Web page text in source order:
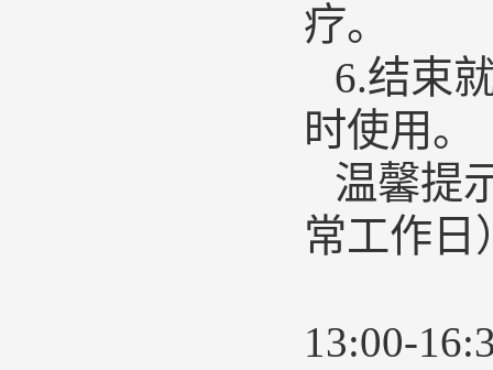
疗。
6.结束
时使用。
温馨提
常工作日
13:00-